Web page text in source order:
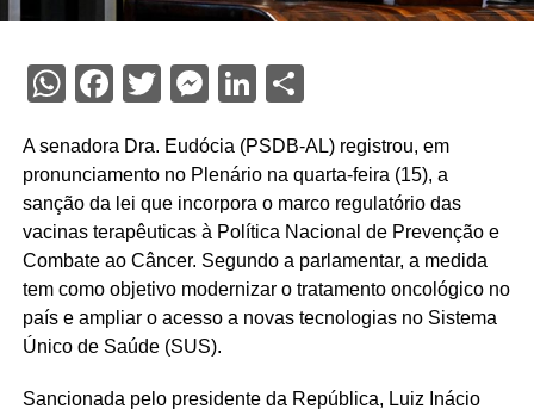
WhatsApp
Facebook
Twitter
Messenger
LinkedIn
Share
A senadora Dra. Eudócia (PSDB-AL) registrou, em
pronunciamento no Plenário na quarta-feira (15), a
sanção da lei que incorpora o marco regulatório das
vacinas terapêuticas à Política Nacional de Prevenção e
Combate ao Câncer. Segundo a parlamentar, a medida
tem como objetivo modernizar o tratamento oncológico no
país e ampliar o acesso a novas tecnologias no Sistema
Único de Saúde (SUS).
Sancionada pelo presidente da República, Luiz Inácio